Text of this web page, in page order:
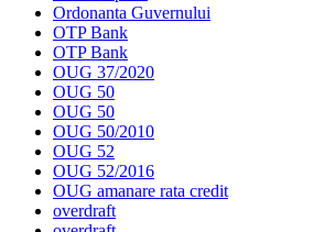
Ordonanta Guvernului
OTP Bank
OTP Bank
OUG 37/2020
OUG 50
OUG 50
OUG 50/2010
OUG 52
OUG 52/2016
OUG amanare rata credit
overdraft